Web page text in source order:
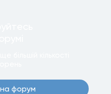
форум